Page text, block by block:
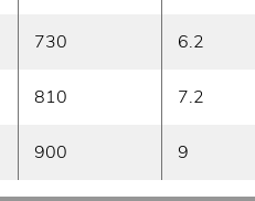
730 6.2
810 7.2
900 9